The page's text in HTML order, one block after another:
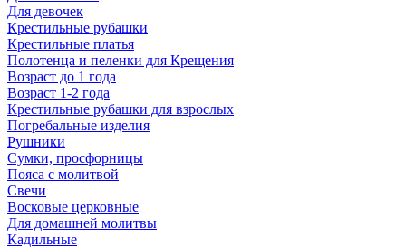
Для девочек
Крестильные рубашки
Крестильные платья
Полотенца и пеленки для Крещения
Возраст до 1 года
Возраст 1-2 года
Крестильные рубашки для взрослых
Погребальные изделия
Рушники
Сумки, просфорницы
Пояса с молитвой
Свечи
Восковые церковные
Для домашней молитвы
Кадильные